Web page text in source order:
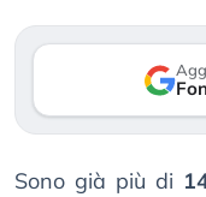
Sono già più di